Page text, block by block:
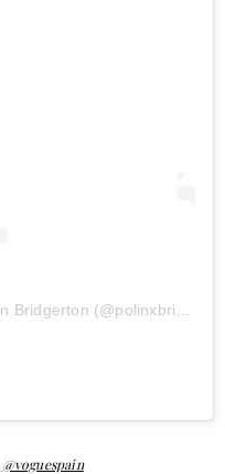
A post shared by Penelope & Colin Bridgerton (@polinxbridgerton)
@voguespain